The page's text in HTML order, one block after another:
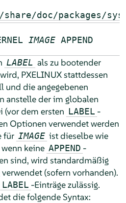
doc/packages/
IMAGEAPPEND
LABEL als zu bootender
PXELINUX stattdessen
und die angegebenen
anstelle der im globalen
dem ersten LABEL -
Optionen verwendet werden
für IMAGE ist dieselbe wie
keine APPEND -
sind, wird standardmäßig
(sofern vorhanden).
LABEL -Einträge zulässig.
die folgende Syntax: